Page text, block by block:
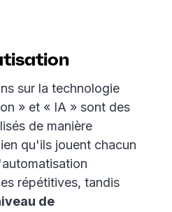
sur la technologie
» et « IA » sont des
de manière
qu'ils jouent chacun
répétitives, tandis
de